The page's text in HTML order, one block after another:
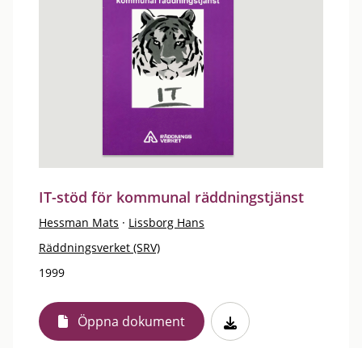
IT-stöd för kommunal räddningstjänst
Hessman Mats · Lissborg Hans
Räddningsverket (SRV)
1999
Öppna dokument